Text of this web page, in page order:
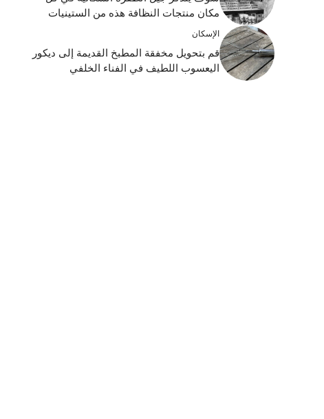
مكان منتجات النظافة هذه من الستينيات
الإسكان
قم بتحويل مخفقة المطبخ القديمة إلى ديكور
اليعسوب اللطيف في الفناء الخلفي